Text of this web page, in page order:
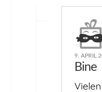
9. APRIL
Bine